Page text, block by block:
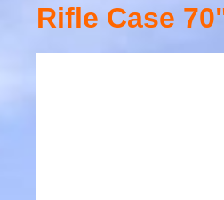
Rifle Case